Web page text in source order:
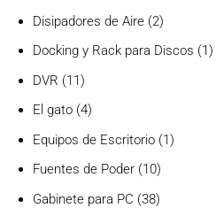
productos
Disipadores de Aire 22
productos
Docking y Rack para Discos 11
DVR 1111
productos
El gato 44
productos
Equipos de Escritorio 11
Fuentes de Poder 1010
productos
Gabinete para PC 3838